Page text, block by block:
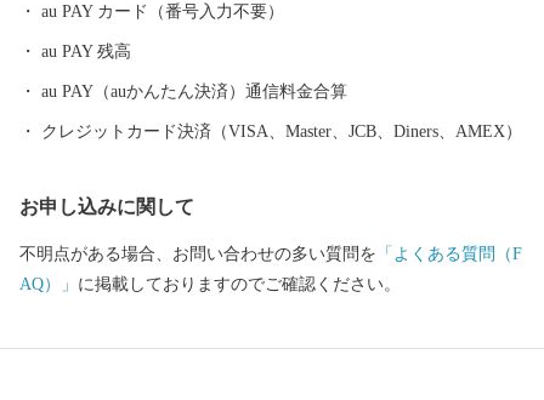
au PAY カード（番号入力不要）
au PAY 残高
au PAY（auかんたん決済）通信料金合算
クレジットカード決済（VISA、Master、JCB、Diners、AMEX）
お申し込みに関して
不明点がある場合、お問い合わせの多い質問を 「よくある質問（F
AQ）」 に掲載しておりますのでご確認ください。